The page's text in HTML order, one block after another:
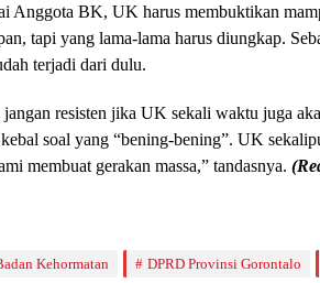
Anggota BK, UK harus membuktikan
tapi yang lama-lama harus diungkap.
terjadi dari dulu.
resisten jika UK sekali waktu juga
soal yang “bening-bening”. UK
membuat gerakan massa,” tandasnya.
Kehormatan DPRD Provinsi Gorontalo